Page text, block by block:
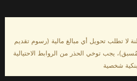
لا تطلب تحويل أي مبالغ مالية (رسوم تقديم
يجب توخي الحذر من الروابط الاحتيالية
شخصية